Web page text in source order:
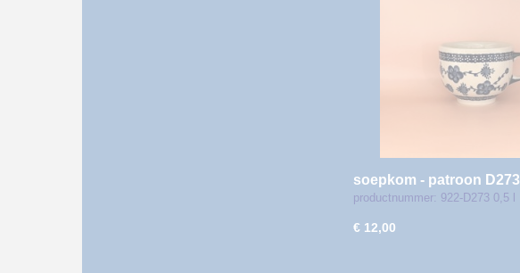
soepkom - patroon D273
productnummer: 922-D273 0,5 l
€ 12,00